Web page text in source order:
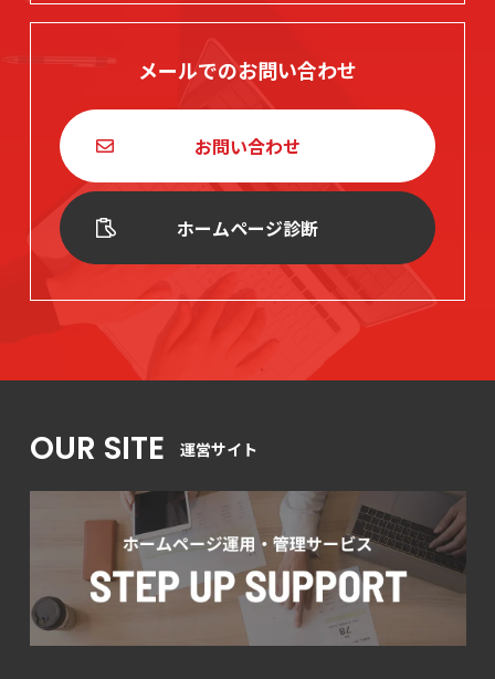
メールでのお問い合わせ
お問い合わせ
ホームページ診断
OUR SITE 運営サイト